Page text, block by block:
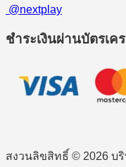
@nextplay
ชำระเงินผ่านบัตรเค
สงวนลิขสิทธิ์ © 2026 บ